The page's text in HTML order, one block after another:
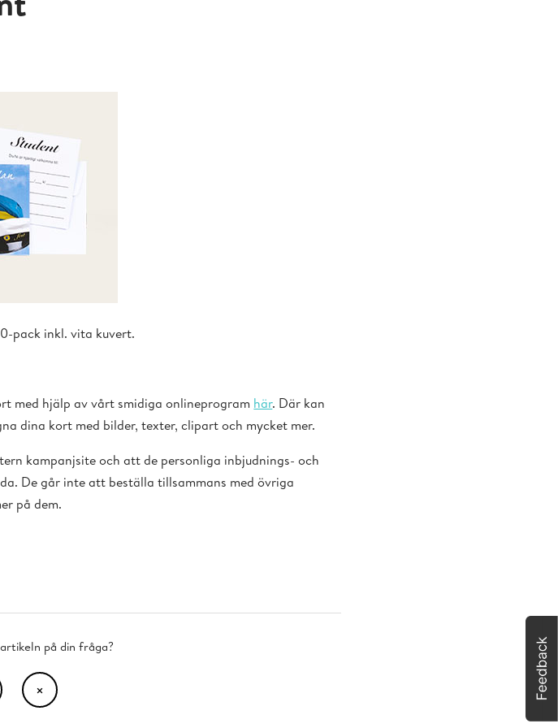
pack inkl. vita kuvert.
med hjälp av vårt smidiga onlineprogram här. Där kan
dina kort med bilder, texter, clipart och mycket mer.
kampanjsite och att de personliga inbjudnings- och
De går inte att beställa tillsammans med övriga
på dem.
på din fråga?